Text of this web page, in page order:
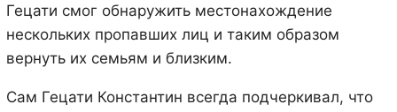
Гецати смог обнаружить местонахождение
нескольких пропавших лиц и таким образом
вернуть их семьям и близким.
Сам Гецати Константин всегда подчеркивал, что